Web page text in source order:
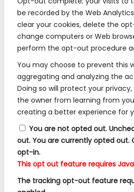
be recorded by the Web
clear your cookies, delete the
change computers or Web
perform the opt-out procedure
You may choose to prevent this
aggregating and analyzing the
Doing so will protect your
the owner from learning from
creating a better experience for
You are not opted out.
out. You are currently opted out.
opt-in.
This opt out feature requires
The tracking opt-out feature
Regulamin
RODO
Regulamin
INFORMACJE:
Wysyłka i
Metody Płatności w
Kontakt